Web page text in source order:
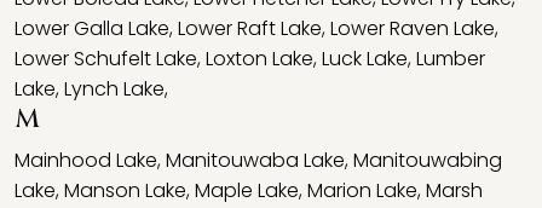
Lower Galla Lake,Lower Raft Lake,Lower Raven Lake,
Lower Schufelt Lake,Loxton Lake,Luck Lake,Lumber
Lake,Lynch Lake,
M
Mainhood Lake,Manitouwaba Lake,Manitouwabing
Lake,Manson Lake,Maple Lake,Marion Lake,Marsh